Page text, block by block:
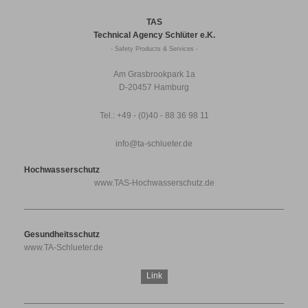
TAS
Technical Agency Schlüter e.K.
- Safety Products & Services -
Am Grasbrookpark 1a
D-20457 Hamburg
Tel.: +49 - (0)40 - 88 36 98 11
info@ta-schlueter.de
Hochwasserschutz
www.TAS-Hochwasserschutz.de
Gesundheitsschutz
www.TA-Schlueter.de
Link